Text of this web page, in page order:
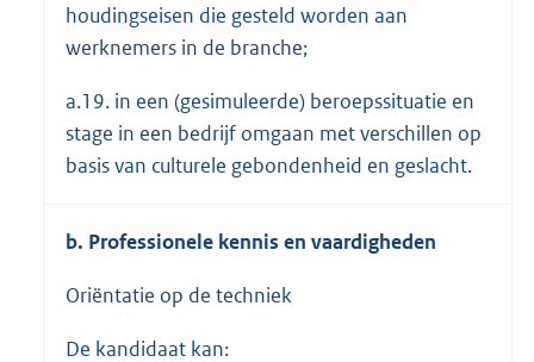
houdingseisen die gesteld worden aan
werknemers in de branche;
a.19. in een (gesimuleerde) beroepssituatie en
stage in een bedrijf omgaan met verschillen op
basis van culturele gebondenheid en geslacht.
b. Professionele kennis en vaardigheden
Oriëntatie op de techniek
De kandidaat kan: